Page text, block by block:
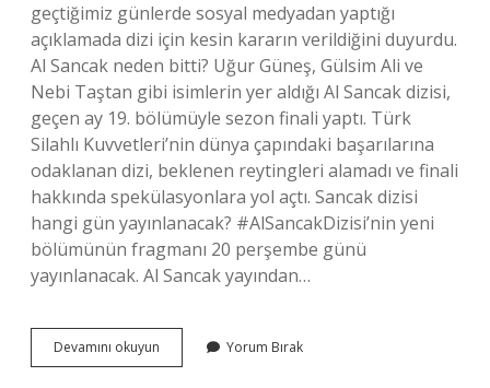
geçtiğimiz günlerde sosyal medyadan yaptığı
açıklamada dizi için kesin kararın verildiğini duyurdu.
Al Sancak neden bitti? Uğur Güneş, Gülsim Ali ve
Nebi Taştan gibi isimlerin yer aldığı Al Sancak dizisi,
geçen ay 19. bölümüyle sezon finali yaptı. Türk
Silahlı Kuvvetleri’nin dünya çapındaki başarılarına
odaklanan dizi, beklenen reytingleri alamadı ve finali
hakkında spekülasyonlara yol açtı. Sancak dizisi
hangi gün yayınlanacak? #AlSancakDizisi’nin yeni
bölümünün fragmanı 20 perşembe günü
yayınlanacak. Al Sancak yayından…
Devamını okuyun
Sancak
Yorum Bırak